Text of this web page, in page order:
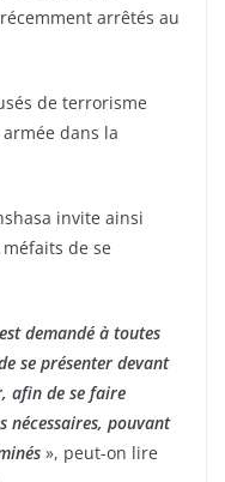
arrêtés au
de terrorisme
dans la
invite ainsi
de se
demandé à toutes
se présenter devant
afin de se faire
pouvant
», peut-on lire